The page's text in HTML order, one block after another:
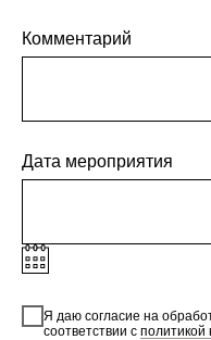
Комментарий
Дата мероприятия
Я даю согласие на
соответствии с политикой